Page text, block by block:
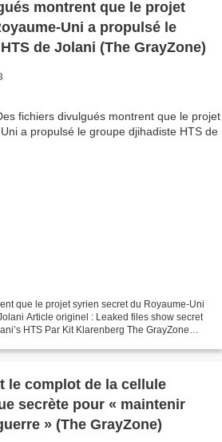
montrent que le projet
Uni a propulsé le
de Jolani (The GrayZone)
que le projet syrien secret du Royaume-Uni
Article originel : Leaked files show secret
HTS Par Kit Klarenberg The GrayZone
le complot de la cellule
secrète pour « maintenir
» (The GrayZone)